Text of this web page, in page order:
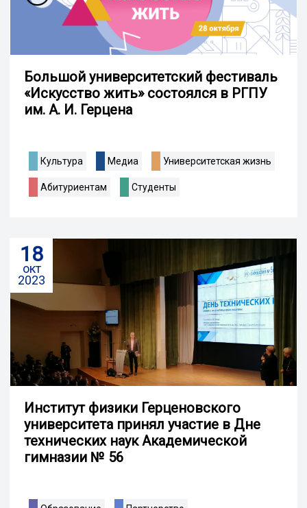
Большой университетский фестиваль
«Искусство жить» состоялся в РГПУ
им. А. И. Герцена
Культура Медиа Университетская жизнь
Абитуриентам Студенты
18
окт
2023
Институт физики Герценовского
университета принял участие в Дне
технических наук Академической
гимназии № 56